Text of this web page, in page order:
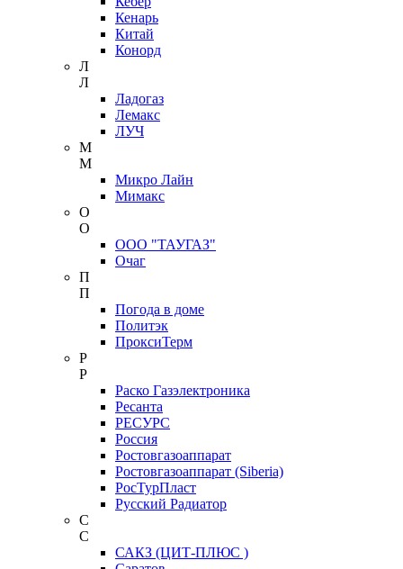
Кенарь
Китай
Конорд
Л
Л
Ладогаз
Лемакс
ЛУЧ
М
М
Микро Лайн
Мимакс
О
О
ООО "ТАУГАЗ"
Очаг
П
П
Погода в доме
Политэк
ПроксиТерм
Р
Р
Раско Газэлектроника
Ресанта
РЕСУРС
Россия
Ростовгазоаппарат
Ростовгазоаппарат (Siberia)
РосТурПласт
Русский Радиатор
С
С
САКЗ (ЦИТ-ПЛЮС )